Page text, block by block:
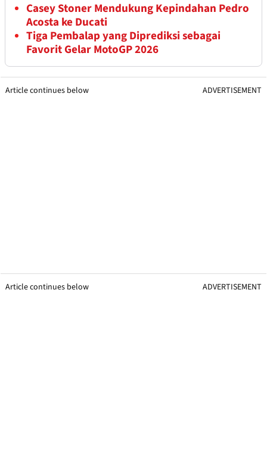
Casey Stoner Mendukung Kepindahan Pedro
Acosta ke Ducati
Tiga Pembalap yang Diprediksi sebagai
Favorit Gelar MotoGP 2026
Article continues below ADVERTISEMENT
Article continues below ADVERTISEMENT